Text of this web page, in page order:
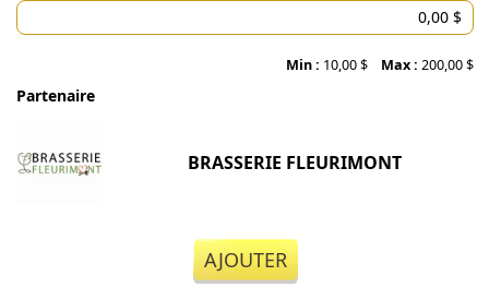
Min : 10,00 $ Max : 200,00 $
Partenaire
BRASSERIE FLEURIMONT
AJOUTER